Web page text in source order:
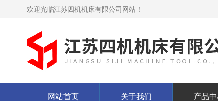
欢迎光临江苏四机机床有限公司网站！
网站首页 关于我们 产品